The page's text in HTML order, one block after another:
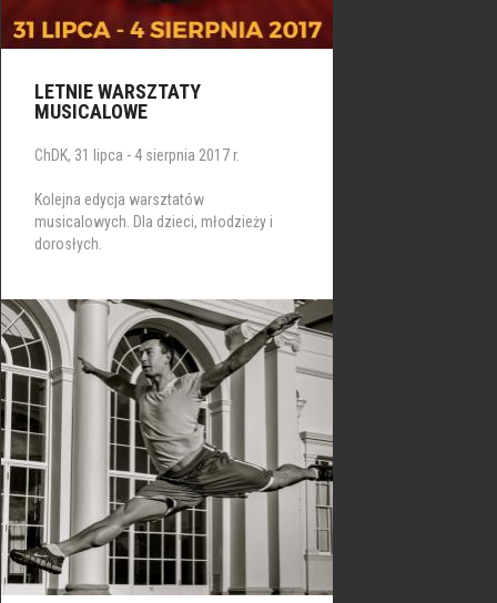
LETNIE WARSZTATY
MUSICALOWE
ChDK, 31 lipca - 4 sierpnia 2017 r.
Kolejna edycja warsztatów
musicalowych. Dla dzieci, młodzieży i
dorosłych.